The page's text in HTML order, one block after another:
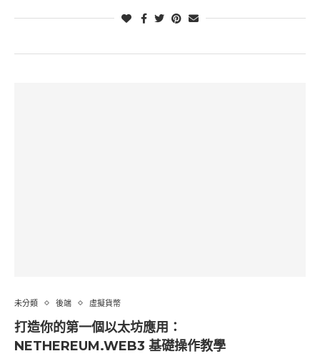
未分類 後端 虛擬貨幣
打造你的第一個以太坊應用：
NETHEREUM.WEB3 基礎操作教學